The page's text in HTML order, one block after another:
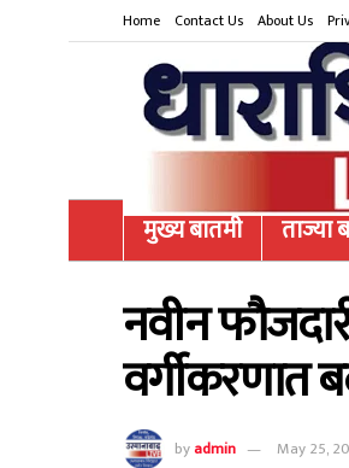
Home Contact Us About Us
मुख्य बातमी ताज्या
नवीन
वर्गीकरणात
byadmin May 25,